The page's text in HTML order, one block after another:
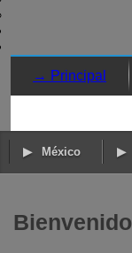
→ Principal
México